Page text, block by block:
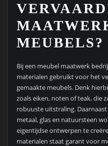
MEUBELS?
Bij een meubel maatwerk
materialen gebruikt voor het
gemaakte meubels. Denk
zoals eiken, noten of teak, die
robuuste uitstraling.
metaal, glas en natuursteen
eigentijdse ontwerpen te
materialen staat garant voor